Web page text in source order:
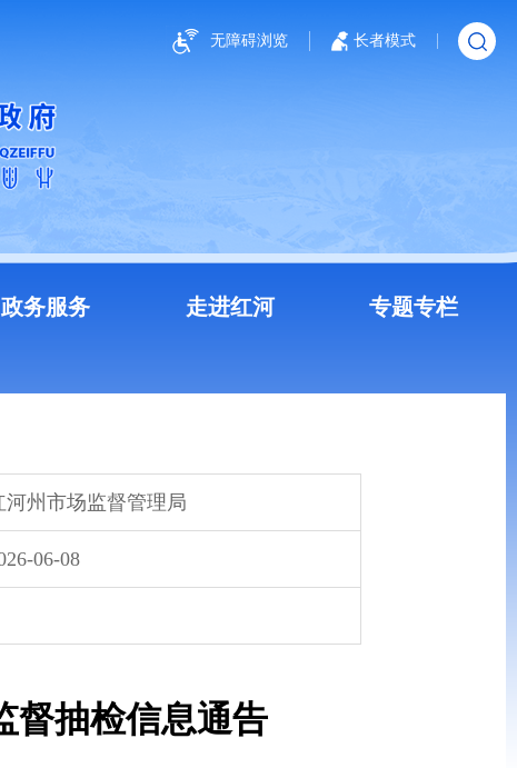
无障碍浏览 长者模式
政务服务 走进红河 专题专栏
河州市场监督管理局
06-08
督抽检信息通告